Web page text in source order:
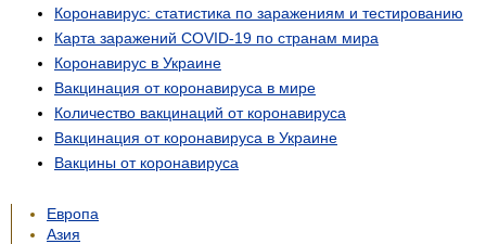
Коронавирус: статистика по заражениям и тестированию
Карта заражений COVID-19 по странам мира
Коронавирус в Украине
Вакцинация от коронавируса в мире
Количество вакцинаций от коронавируса
Вакцинация от коронавируса в Украине
Вакцины от коронавируса
Европа
Азия